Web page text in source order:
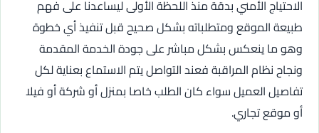
الاحتياج الأمني بدقة منذ اللحظة الأولى ليساعدنا على فهم
طبيعة الموقع ومتطلباته بشكل صحيح قبل تنفيذ أي خطوة
وهو ما ينعكس بشكل مباشر على جودة الخدمة المقدمة
ونجاح نظام المراقبة فعند التواصل يتم الاستماع بعناية لكل
تفاصيل العميل سواء كان الطلب خاصا بمنزل أو شركة أو فيلا
أو موقع تجاري.